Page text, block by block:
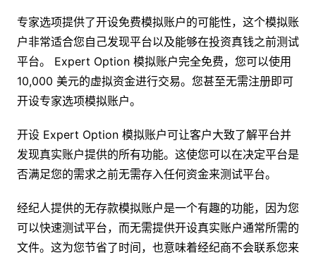
专家选项提供了开设免费模拟账户的可能性，这个模拟账
户非常适合您自己发现平台以及能够在投资真钱之前测试
平台。 Expert Option 模拟账户完全免费，您可以使用
10,000 美元的虚拟资金进行交易。您甚至无需注册即可
开设专家选项模拟账户。
开设 Expert Option 模拟账户可让客户大致了解平台并
发现真实账户提供的所有功能。这使您可以在决定平台是
否满足您的需求之前无需存入任何资金来测试平台。
经纪人提供的无存款模拟账户是一个有趣的功能，因为您
可以快速测试平台，而无需提供开设真实账户通常所需的
文件。这为您节省了时间，也意味着经纪商不会联系您来